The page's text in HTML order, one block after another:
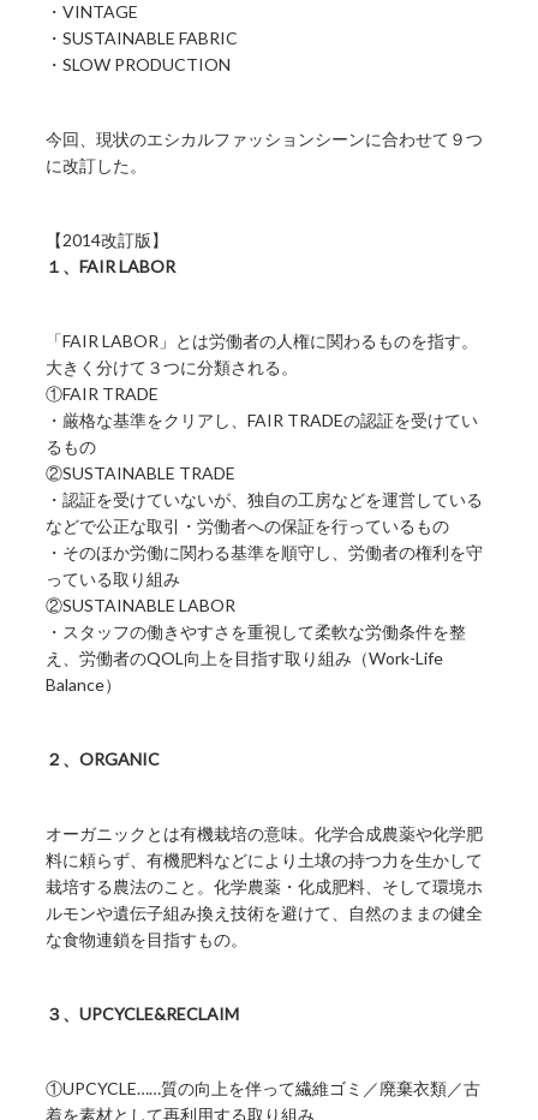
・VINTAGE
・SUSTAINABLE FABRIC
・SLOW PRODUCTION
今回、現状のエシカルファッションシーンに合わせて９つ
に改訂した。
【2014改訂版】
１、FAIR LABOR
「FAIR LABOR」とは労働者の人権に関わるものを指す。
大きく分けて３つに分類される。
①FAIR TRADE
・厳格な基準をクリアし、FAIR TRADEの認証を受けてい
るもの
②SUSTAINABLE TRADE
・認証を受けていないが、独自の工房などを運営している
などで公正な取引・労働者への保証を行っているもの
・そのほか労働に関わる基準を順守し、労働者の権利を守
っている取り組み
②SUSTAINABLE LABOR
・スタッフの働きやすさを重視して柔軟な労働条件を整
え、労働者のQOL向上を目指す取り組み（Work-Life
Balance）
２、ORGANIC
オーガニックとは有機栽培の意味。化学合成農薬や化学肥
料に頼らず、有機肥料などにより土壌の持つ力を生かして
栽培する農法のこと。化学農薬・化成肥料、そして環境ホ
ルモンや遺伝子組み換え技術を避けて、自然のままの健全
な食物連鎖を目指すもの。
３、UPCYCLE&RECLAIM
①UPCYCLE……質の向上を伴って繊維ゴミ／廃棄衣類／古
着を素材として再利用する取り組み